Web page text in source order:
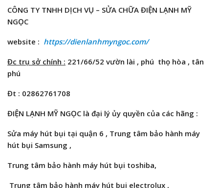
CÔNG TY TNHH DỊCH VỤ – SỬA CHỮA ĐIỆN LẠNH MỸ
NGỌC
website : https://dienlanhmyngoc.com/
Đc trụ sở chính : 221/66/52 vườn lài , phú thọ hòa , tân
phú
Đt : 02862761708
ĐIỆN LẠNH MỸ NGỌC là đại lý ủy quyền của các hãng :
Sửa máy hút bụi tại quận 6 , Trung tâm bảo hành máy
hút bụi Samsung ,
Trung tâm bảo hành máy hút bụi toshiba,
Trung tâm bảo hành máy hút bụi electrolux ,